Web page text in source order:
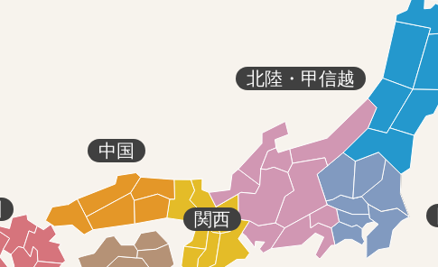
北陸・甲信越
関西
中国